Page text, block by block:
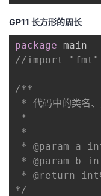
GP11 长方形的周长
package
//import "fmt"
/**
* 代码中的类名、
*
*
* @param a int
* @param b int
* @return int
*/